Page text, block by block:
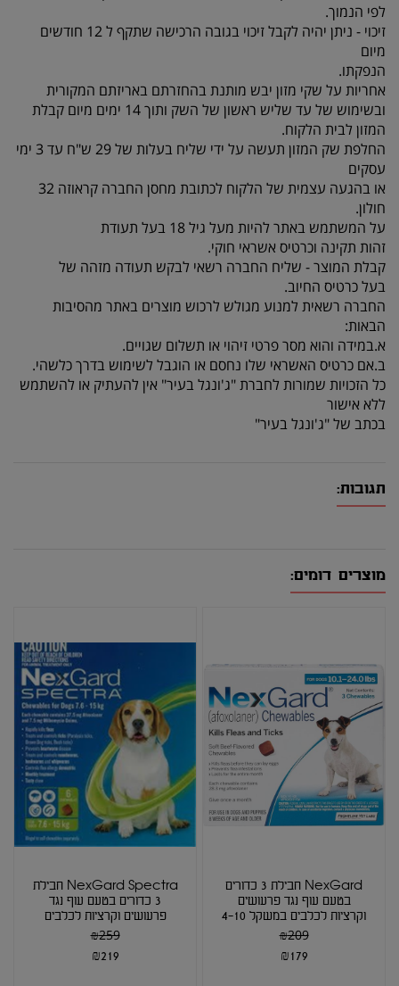
לפי הנמוך.
זיכוי - ניתן יהיה לקבל זיכוי בגובה הרכישה שתקף ל 12 חודשים
מיום
הנפקתו.
אחריות על שקי מזון יבש מותנת בהחזרתם באריזתם המקורית
ובשימוש של עד שליש ראשון של השק ותוך 14 ימים מיום קבלת
המזון לבית הלקוח.
החלפת שק המזון תעשה על ידי שליח בעלות של 29 ש"ח עד 3 ימי
עסקים
או בהגעה עצמית של הלקוח לכתובת מחסן החברה קראוזה 32
חולון.
על המשתמש באתר להיות מעל גיל 18 בעל תעודת
זהות תקינה וכרטיס אשראי חוקי.
קבלת המוצר - שליח החברה רשאי לבקש תעודה מזהה של
בעל כרטיס החיוב.
החברה רשאית למנוע מגולש לרכוש מוצרים באתר מהסיבות
הבאות:
א.במידה והוא מסר פרטי זיהוי או תשלום שגויים.
ב.אם כרטיס האשראי שלו נחסם או הוגבל לשימוש בדרך כלשהי.
כל הזכויות שמורות לחברת "ג'ונגל בעיר" אין להעתיק או להשתמש
ללא אישור
בכתב של "ג'ונגל בעיר"
תגובות:
מוצרים דומים:
NexGard חבילת 3 כדורים
בטעם עוף נגד פרעושים
וקרציות לכלבים במשקל 4-10
ק"ג₪209
₪179
NexGard Spectra חבילת
3 כדורים בטעם עוף נגד
פרעושים וקרציות לכלבים
במשקל 15-7.5... ₪259
₪219